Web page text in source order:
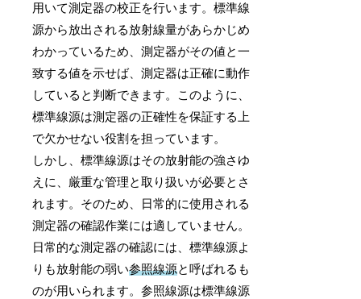
用いて測定器の校正を行います。標準線
源から放出される放射線量があらかじめ
わかっているため、測定器がその値と一
致する値を示せば、測定器は正確に動作
していると判断できます。このように、
標準線源は測定器の正確性を保証する上
で欠かせない役割を担っています。
しかし、標準線源はその放射能の強さゆ
えに、厳重な管理と取り扱いが必要とさ
れます。そのため、日常的に使用される
測定器の確認作業には適していません。
日常的な測定器の確認には、標準線源よ
りも放射能の弱い参照線源と呼ばれるも
のが用いられます。参照線源は標準線源